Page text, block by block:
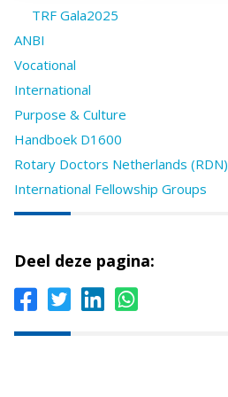
TRF Gala2025
ANBI
Vocational
International
Purpose & Culture
Handboek D1600
Rotary Doctors Netherlands (RDN)
International Fellowship Groups
Deel deze pagina: